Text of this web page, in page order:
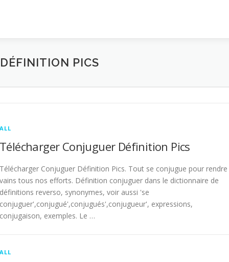
PICS
ALL
Télécharger Conjuguer Définition Pics
Télécharger Conjuguer Définition Pics. Tout se conjugue pour rendre
vains tous nos efforts. Définition conjuguer dans le dictionnaire de
définitions reverso, synonymes, voir aussi 'se
conjuguer',conjugué',conjugués',conjugueur', expressions,
conjugaison, exemples. Le …
ALL